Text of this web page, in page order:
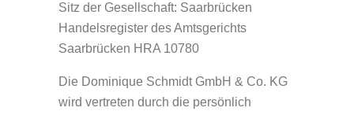
IMPRESSUM
Sitz der Gesellschaft: Saarbrücken
Handelsregister des Amtsgerichts
Saarbrücken HRA 10780
Die Dominique Schmidt GmbH & Co. KG
wird vertreten durch die persönlich